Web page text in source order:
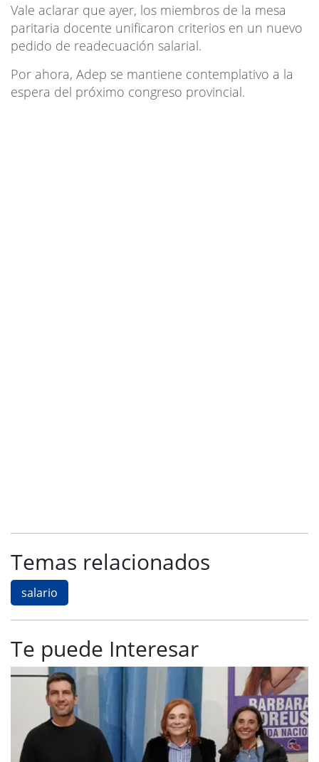
Vale aclarar que ayer, los miembros de la mesa
paritaria docente unificaron criterios en un nuevo
pedido de readecuación salarial.
Por ahora, Adep se mantiene contemplativo a la
espera del próximo congreso provincial.
Temas relacionados
salario
Te puede Interesar